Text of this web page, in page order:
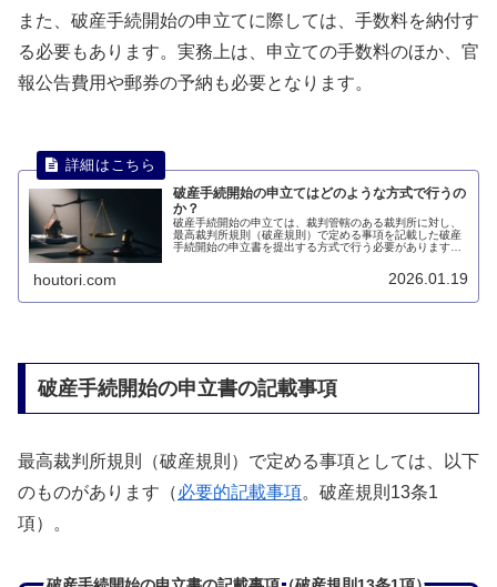
また、破産手続開始の申立てに際しては、手数料を納付す
る必要もあります。実務上は、申立ての手数料のほか、官
報公告費用や郵券の予納も必要となります。
破産手続開始の申立てはどのような方式で行うの
か？
破産手続開始の申立ては、裁判管轄のある裁判所に対し、
最高裁判所規則（破産規則）で定める事項を記載した破産
手続開始の申立書を提出する方式で行う必要があります。
houtori.com 2026.01.19
破産手続開始の申立書の記載事項
最高裁判所規則（破産規則）で定める事項としては、以下
のものがあります（必要的記載事項。破産規則13条1
項）。